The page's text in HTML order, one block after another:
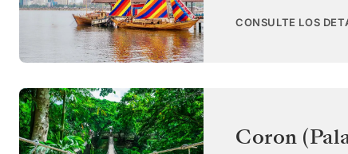
CONSULTE LOS
Coron